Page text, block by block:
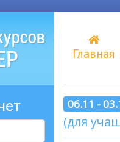
Главная
06.11 -
(для